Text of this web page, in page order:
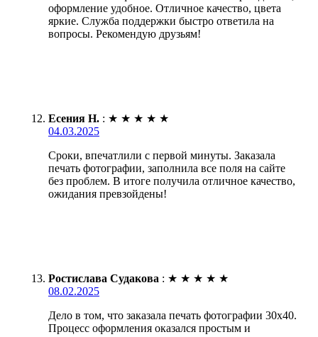
оформление удобное. Отличное качество, цвета
яркие. Служба поддержки быстро ответила на
вопросы. Рекомендую друзьям!
Есения Н. : ★ ★ ★ ★ ★
04.03.2025
Сроки, впечатлили с первой минуты. Заказала
печать фотографии, заполнила все поля на сайте
без проблем. В итоге получила отличное качество,
ожидания превзойдены!
Ростислава Судакова : ★ ★ ★ ★ ★
08.02.2025
Дело в том, что заказала печать фотографии 30х40.
Процесс оформления оказался простым и